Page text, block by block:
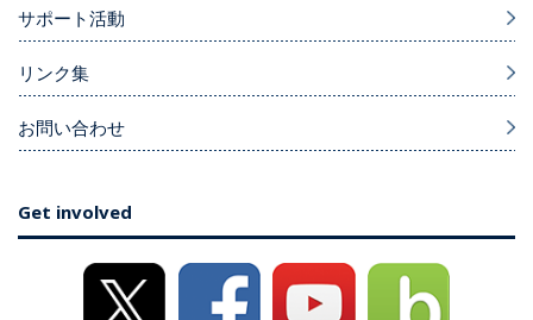
サポート活動
リンク集
お問い合わせ
Get involved